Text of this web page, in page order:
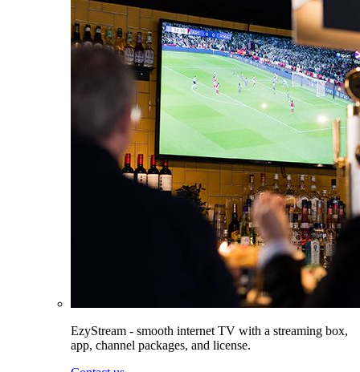
EzyStream - smooth internet TV with a streaming box,
app, channel packages, and license.